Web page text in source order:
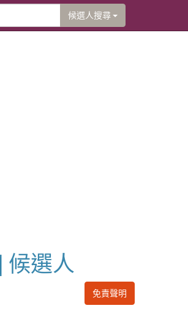
候選人搜尋
候選人
免責聲明